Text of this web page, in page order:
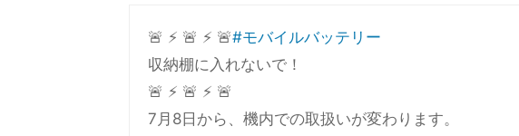
🚨 ⚡️ 🚨 ⚡️ 🚨#モバイルバッテリー
収納棚に入れないで！
🚨 ⚡️ 🚨 ⚡️ 🚨
7月8日から、機内での取扱いが変わります。